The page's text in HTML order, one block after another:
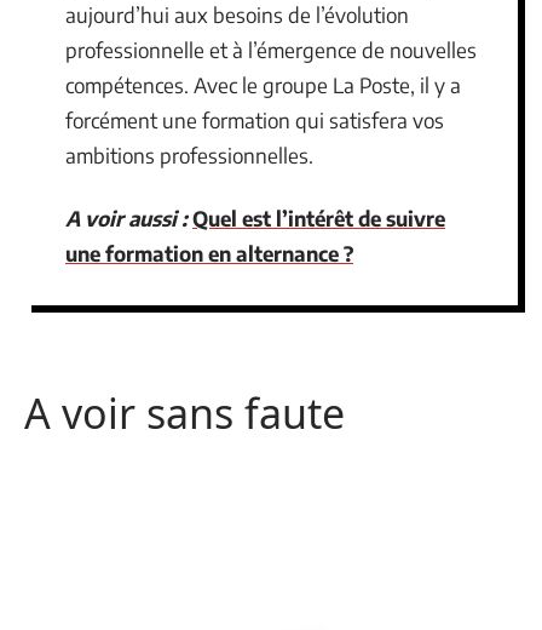
aujourd’hui aux besoins de l’évolution
professionnelle et à l’émergence de nouvelles
compétences. Avec le groupe La Poste, il y a
forcément une formation qui satisfera vos
ambitions professionnelles.
A voir aussi :Quel est l’intérêt de suivre
une formation en alternance ?
A voir sans faute